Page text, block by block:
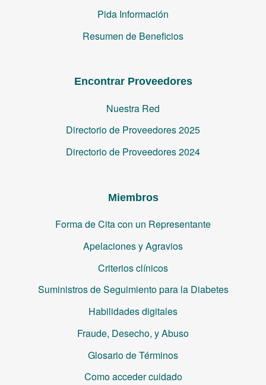
Pida Información
Resumen de Beneficios
Encontrar Proveedores
Nuestra Red
Directorio de Proveedores 2025
Directorio de Proveedores 2024
Miembros
Forma de Cita con un Representante
Apelaciones y Agravios
Criterios clínicos
Suministros de Seguimiento para la Diabetes
Habilidades digitales
Fraude, Desecho, y Abuso
Glosario de Términos
Como acceder cuidado